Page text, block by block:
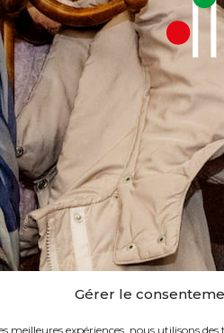
Gérer le
meilleures expériences, nous utilisons des